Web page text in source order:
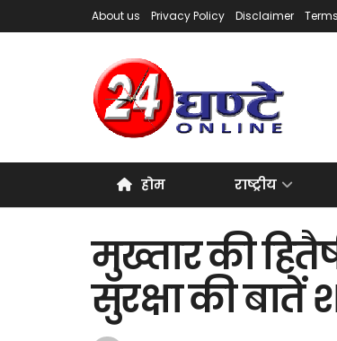
About us Privacy Policy Disclaimer
होम राष्ट्रीय
मुख्तार की
सुरक्षा की बातें